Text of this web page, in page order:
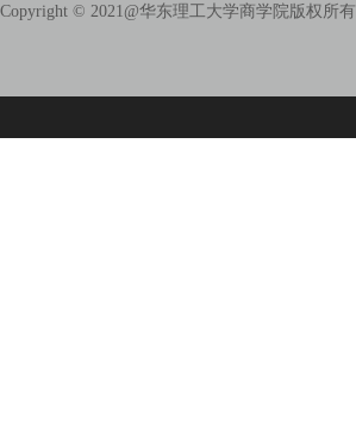
Copyright © 2021@华东理工大学商学院版权所有